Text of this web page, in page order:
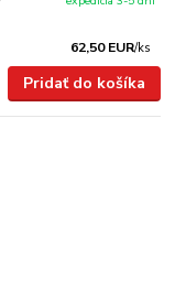
62,50 EUR/ks
Pridať do košíka